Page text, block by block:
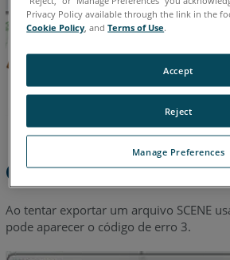
Overview
Ao tentar exportar um arquivo SCENE
pode aparecer o código de erro 3.
Privacy Policy available through the link in the
Cookie Policy , andTerms of Use.
Manage Preferences
Reject
Accept